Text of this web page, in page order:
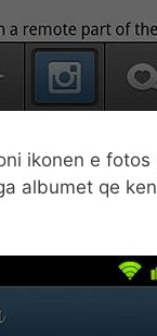
ikonen e
albumet qe